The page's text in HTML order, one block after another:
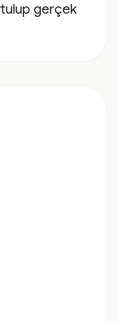
gerçek